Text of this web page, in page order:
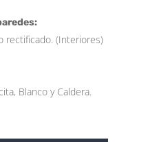
rectificado. (Interiores)
Blanco y Caldera.